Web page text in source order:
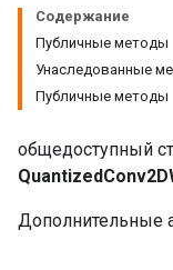
Содержание
Публичные методы
Унаследованные
Публичные методы
общедоступный
Дополнительные